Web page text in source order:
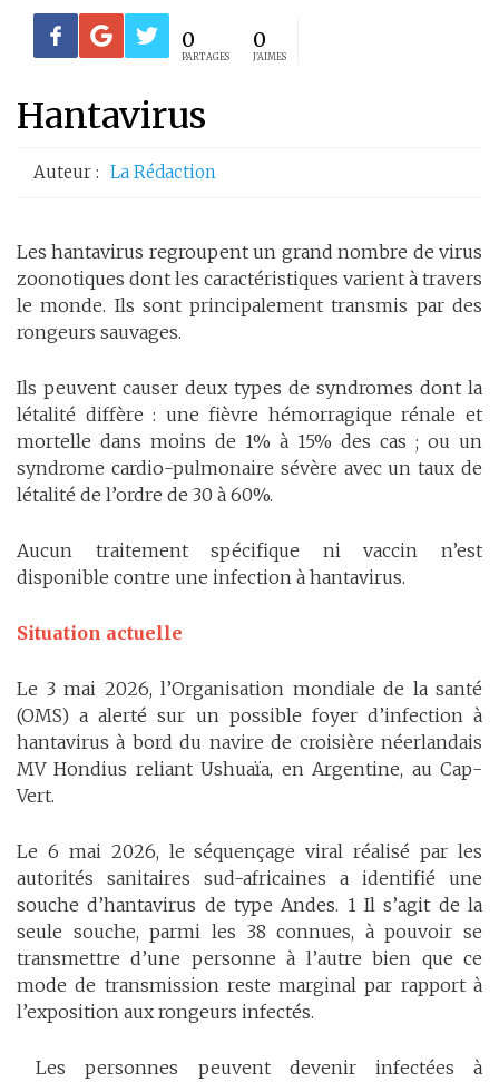
0
PARTAGES
0
J'AIMES
Hantavirus
Auteur : La Rédaction
Les hantavirus regroupent un grand nombre de virus
zoonotiques dont les caractéristiques varient à travers
le monde. Ils sont principalement transmis par des
rongeurs sauvages.
Ils peuvent causer deux types de syndromes dont la
létalité diffère : une fièvre hémorragique rénale et
mortelle dans moins de 1% à 15% des cas ; ou un
syndrome cardio-pulmonaire sévère avec un taux de
létalité de l’ordre de 30 à 60%.
Aucun traitement spécifique ni vaccin n’est
disponible contre une infection à hantavirus.
Situation actuelle
Le 3 mai 2026, l’Organisation mondiale de la santé
(OMS) a alerté sur un possible foyer d’infection à
hantavirus à bord du navire de croisière néerlandais
MV Hondius reliant Ushuaïa, en Argentine, au Cap-
Vert.
Le 6 mai 2026, le séquençage viral réalisé par les
autorités sanitaires sud-africaines a identifié une
souche d’hantavirus de type Andes. 1 Il s’agit de la
seule souche, parmi les 38 connues, à pouvoir se
transmettre d’une personne à l’autre bien que ce
mode de transmission reste marginal par rapport à
l’exposition aux rongeurs infectés.
Les personnes peuvent devenir infectées à